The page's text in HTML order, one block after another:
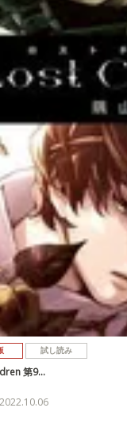
試し読み
第9…